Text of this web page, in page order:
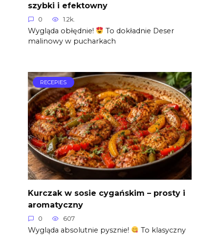
szybki i efektowny
0 1.2k.
Wygląda obłędnie!
To dokładnie Deser
malinowy w pucharkach
RECEPIES
Kurczak w sosie cygańskim – prosty i
aromatyczny
0 607
Wygląda absolutnie pysznie! To klasyczny